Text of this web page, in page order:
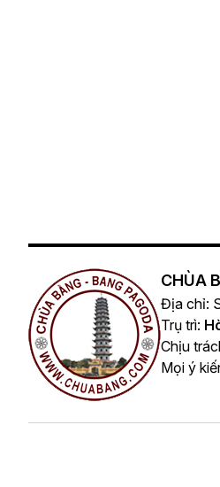
CHÙA
Địa chỉ:
Trụ trì:
Chịu
Mọi ý